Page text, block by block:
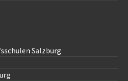
Salzburg